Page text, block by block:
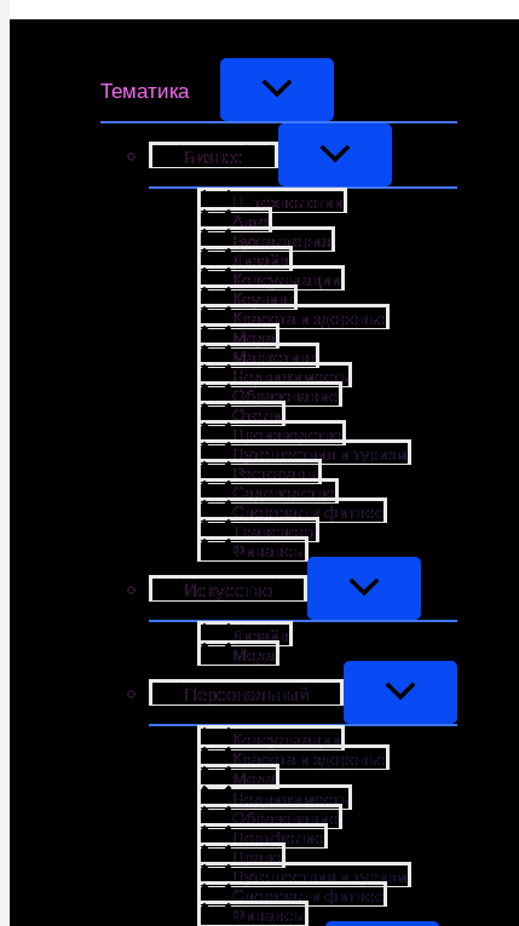
Тематика
Бизнес
IT-технологии
Авто
Бухгалтерия
Дизайн
Консультации
Коучинг
Красота и здоровье
Мода
Маркетинг
Недвижимость
Образование
Отели
Производство
Путешествия и туризм
Рестораны
Садоводство
Спортзал и фитнес
Транспорт
Финансы
Искусство
Дизайн
Мода
Персональный
Консультации
Красота и здоровье
Мода
Недвижимость
Образование
Портфолио
Право
Путешествия и туризм
Спортзал и фитнес
Финансы